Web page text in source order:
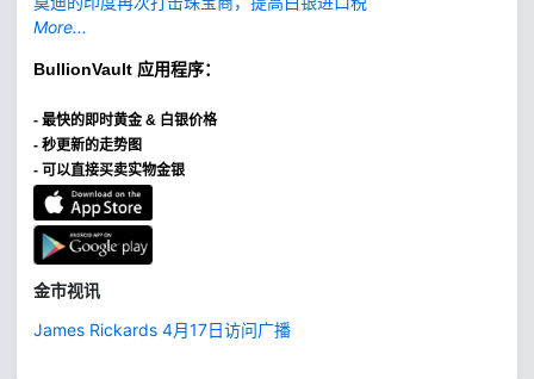
More...
BullionVault 应用程序：
- 最快的即时黄金 & 白银价格
- 秒更新的走势图
- 可以直接买卖实物金银
金市视讯
James Rickards 4月17日访问广播